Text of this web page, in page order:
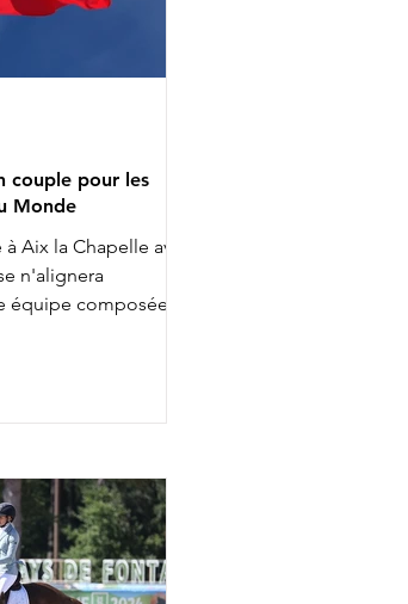
couple pour les
Monde
Aix la Chapelle avec
n'alignera
équipe composée
Dettori et Estelle
les couleurs
Rogerson &
en effet été retirés
Aucune réserve
appelée pour les